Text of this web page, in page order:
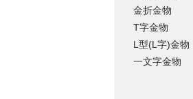
金折金物
T字金物
L型(L字)金物
一文字金物